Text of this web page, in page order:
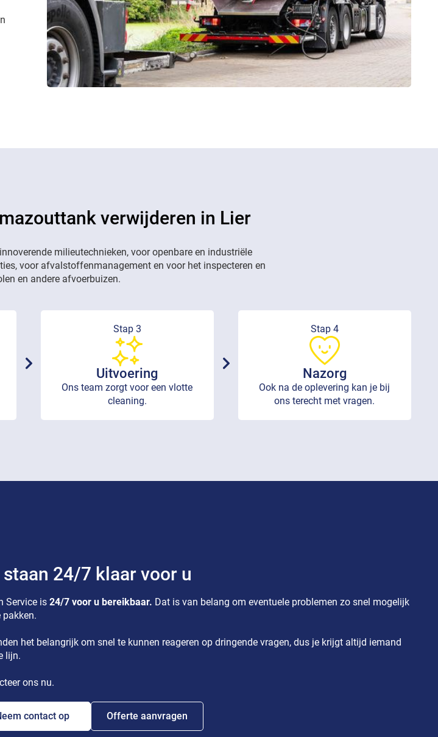
verwijderen in Lier
milieutechnieken, voor openbare en industriële
voor afvalstoffenmanagement en voor het inspecteren en
en andere afvoerbuizen.
Stap 3
Uitvoering
Ons team zorgt voor een vlotte
cleaning.
Stap 4
Nazorg
Ook na de oplevering kan je bij
ons terecht met vragen.
staan 24/7 klaar voor u
Service is24/7 voor u bereikbaar. Dat is van belang om eventuele problemen zo snel mogelijk
pakken.
het belangrijk om snel te kunnen reageren op dringende vragen, dus je krijgt altijd iemand
lijn.
ons nu.
contact op Offerte aanvragen